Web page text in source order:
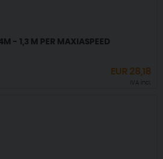
- 1,3 M PER MAXIASPEED
EUR 28,18
IVA incl.